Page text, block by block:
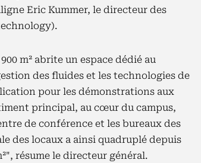
Eric Kummer, le directeur des
m² abrite un espace dédié au
des fluides et les technologies de
pour les démonstrations aux
principal, au cœur du campus,
de conférence et les bureaux des
des locaux a ainsi quadruplé depuis
résume le directeur général.